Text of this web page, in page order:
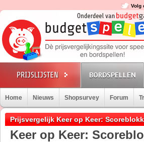
Volg
BORDSPELLEN
Home Nieuws Shopsurvey Forum
Prijsvergelijk Keer op Keer:
Keer op Keer: